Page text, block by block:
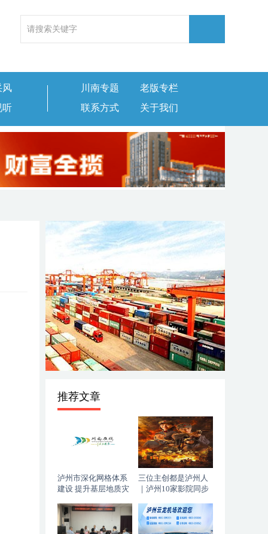
风
听
川南专题
老版专栏
联系方式
关于我们
推荐文章
泸州市深化网格体系
建设 提升基层地质灾
三位主创都是泸州人
｜泸州10家影院同步
今日登陆全国院线